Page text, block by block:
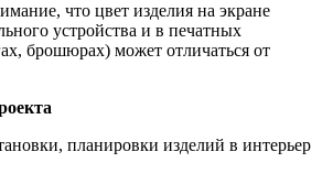
что цвет изделия на экране
устройства и в печатных
брошюрах) может отличаться от
планировки изделий в интерьер